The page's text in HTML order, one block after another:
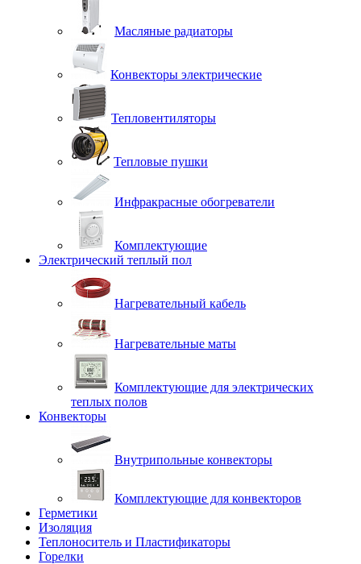
Масляные радиаторы
Конвекторы электрические
Тепловентиляторы
Тепловые пушки
Инфракрасные обогреватели
Комплектующие
Электрический теплый пол
Нагревательный кабель
Нагревательные маты
Комплектующие для электрических
теплых полов
Конвекторы
Внутрипольные конвекторы
Комплектующие для конвекторов
Герметики
Изоляция
Теплоноситель и Пластификаторы
Горелки